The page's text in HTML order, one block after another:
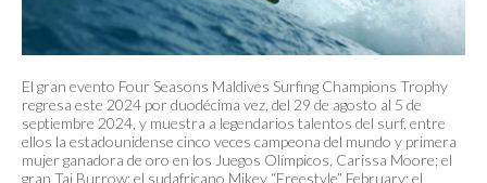
El gran evento Four Seasons Maldives Surfing Champions Trophy
regresa este 2024 por duodécima vez, del 29 de agosto al 5 de
septiembre 2024, y muestra a legendarios talentos del surf, entre
ellos la estadounidense cinco veces campeona del mundo y primera
mujer ganadora de oro en los Juegos Olímpicos, Carissa Moore; el
gran Taj Burrow; el sudafricano Mikey “Freestyle” February; el